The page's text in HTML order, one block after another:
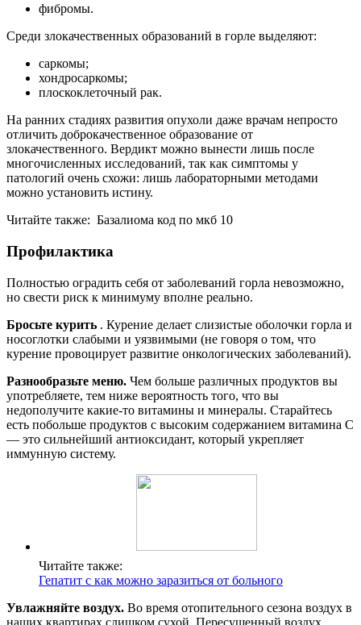
фибромы.
Среди злокачественных образований в горле выделяют:
саркомы;
хондросаркомы;
плоскоклеточный рак.
На ранних стадиях развития опухоли даже врачам непросто
отличить доброкачественное образование от
злокачественного. Вердикт можно вынести лишь после
многочисленных исследований, так как симптомы у
патологий очень схожи: лишь лабораторными методами
можно установить истину.
Читайте также: Базалиома код по мкб 10
Профилактика
Полностью оградить себя от заболеваний горла невозможно,
но свести риск к минимуму вполне реально.
Бросьте курить . Курение делает слизистые оболочки горла и
носоглотки слабыми и уязвимыми (не говоря о том, что
курение провоцирует развитие онкологических заболеваний).
Разнообразьте меню. Чем больше различных продуктов вы
употребляете, тем ниже вероятность того, что вы
недополучите какие-то витамины и минералы. Старайтесь
есть побольше продуктов с высоким содержанием витамина С
— это сильнейший антиоксидант, который укрепляет
иммунную систему.
Читайте также:
Гепатит с как можно заразиться от больного
Увлажняйте воздух. Во время отопительного сезона воздух в
наших квартирах слишком сухой. Пересушенный воздух